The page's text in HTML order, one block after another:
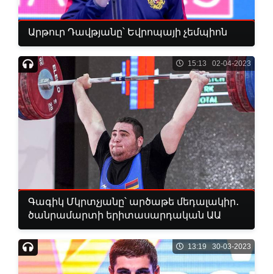
Արթուր Դավթյանը՝ Եվրոպայի չեմպիոն
15:13 02-04-2023
Գագիկ Մկրտչյանը՝ արծաթե մեդալակիր․
ծանրամարտի երիտասարդական ԱԱ
13:19 30-03-2023